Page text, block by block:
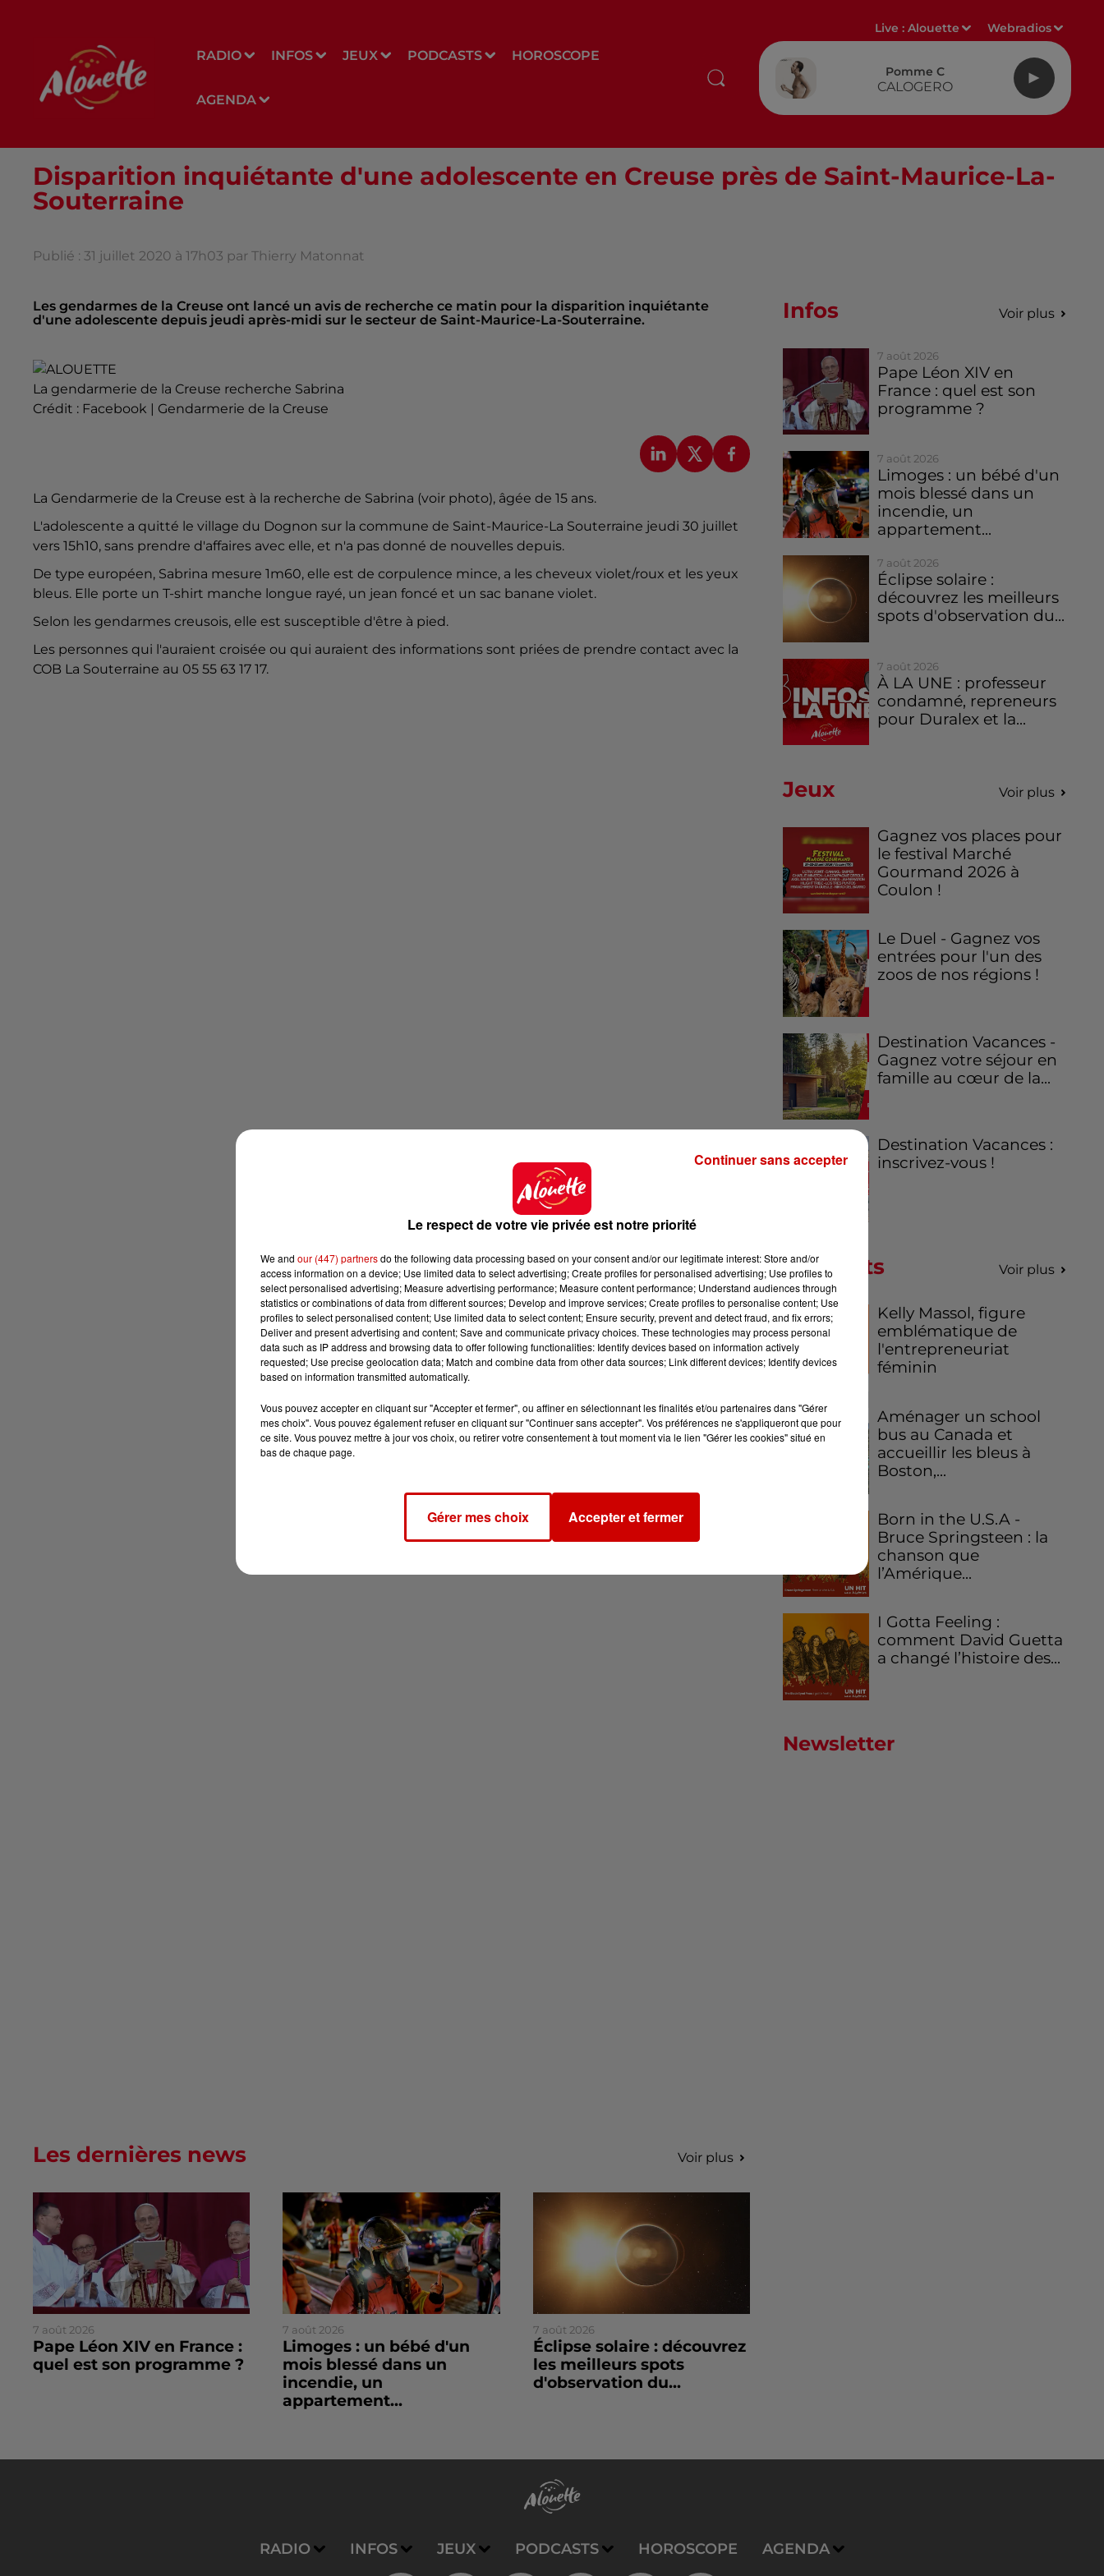
RADIO INFOS JEUX PODCASTS HOROSCOPE
AGENDA
Live :Alouette Webradios
Pomme C
CALOGERO
Disparition inquiétante d'une adolescente en Creuse près de Saint-Maurice-La-
Souterraine
Publié : 31 juillet 2020 à 17h03 par Thierry Matonnat
Les gendarmes de la Creuse ont lancé un avis de recherche ce matin pour la disparition inquiétante
d'une adolescente depuis jeudi après-midi sur le secteur de Saint-Maurice-La-Souterraine.
La gendarmerie de la Creuse recherche Sabrina
Crédit : Facebook | Gendarmerie de la Creuse
La Gendarmerie de la Creuse est à la recherche de Sabrina (voir photo), âgée de 15 ans.
L'adolescente a quitté le village du Dognon sur la commune de Saint-Maurice-La Souterraine jeudi 30 juillet
vers 15h10, sans prendre d'affaires avec elle, et n'a pas donné de nouvelles depuis.
De type européen, Sabrina mesure 1m60, elle est de corpulence mince, a les cheveux violet/roux et les yeux
bleus. Elle porte un T-shirt manche longue rayé, un jean foncé et un sac banane violet.
Selon les gendarmes creusois, elle est susceptible d'être à pied.
Les personnes qui l'auraient croisée ou qui auraient des informations sont priées de prendre contact avec la
COB La Souterraine au 05 55 63 17 17.
Infos Voir plus
7 août 2026
Pape Léon XIV en
France : quel est son
programme ?
7 août 2026
Limoges : un bébé d'un
mois blessé dans un
incendie, un
appartement...
7 août 2026
Éclipse solaire :
découvrez les meilleurs
spots d'observation du...
7 août 2026
À LA UNE : professeur
condamné, repreneurs
pour Duralex et la...
Jeux Voir plus
Gagnez vos places pour
le festival Marché
Gourmand 2026 à
Coulon !
Le Duel - Gagnez vos
entrées pour l'un des
zoos de nos régions !
Destination Vacances -
Gagnez votre séjour en
famille au cœur de la...
Destination Vacances :
inscrivez-vous !
Podcasts Voir plus
Kelly Massol, figure
emblématique de
l'entrepreneuriat
féminin
Aménager un school
bus au Canada et
accueillir les bleus à
Boston,...
Born in the U.S.A -
Bruce Springsteen : la
chanson que
l’Amérique...
I Gotta Feeling :
comment David Guetta
a changé l’histoire des...
Newsletter
Les dernières news Voir plus
7 août 2026
Pape Léon XIV en France :
quel est son programme ?
7 août 2026
Limoges : un bébé d'un
mois blessé dans un
incendie, un
appartement...
7 août 2026
Éclipse solaire : découvrez
les meilleurs spots
d'observation du...
RADIO INFOS JEUX PODCASTS HOROSCOPE AGENDA
Le respect de votre vie privée est notre priorité
We and our (447) partnersdo the following data processing based on your consent and/or our legitimate interest: Store and/or
access information on a device; Use limited data to select advertising; Create profiles for personalised advertising; Use profiles to
select personalised advertising; Measure advertising performance; Measure content performance; Understand audiences through
statistics or combinations of data from different sources; Develop and improve services; Create profiles to personalise content; Use
profiles to select personalised content; Use limited data to select content; Ensure security, prevent and detect fraud, and fix errors;
Deliver and present advertising and content; Save and communicate privacy choices. These technologies may process personal
data such as IP address and browsing data to offer following functionalities: Identify devices based on information actively
requested; Use precise geolocation data; Match and combine data from other data sources; Link different devices; Identify devices
based on information transmitted automatically.
Vous pouvez accepter en cliquant sur "Accepter et fermer", ou affiner en sélectionnant les finalités et/ou partenaires dans "Gérer
mes choix". Vous pouvez également refuser en cliquant sur "Continuer sans accepter". Vos préférences ne s'appliqueront que pour
ce site. Vous pouvez mettre à jour vos choix, ou retirer votre consentement à tout moment via le lien "Gérer les cookies" situé en
bas de chaque page.
Gérer mes choix Accepter et fermer
Continuer sans accepter